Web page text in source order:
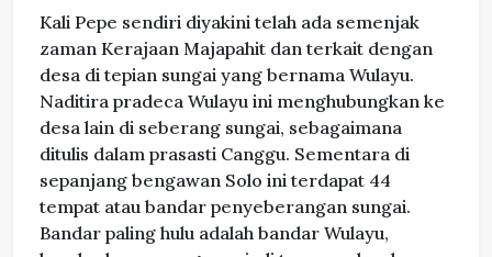
Kali Pepe sendiri diyakini telah ada semenjak
zaman Kerajaan Majapahit dan terkait dengan
desa di tepian sungai yang bernama Wulayu.
Naditira pradeca Wulayu ini menghubungkan ke
desa lain di seberang sungai, sebagaimana
ditulis dalam prasasti Canggu. Sementara di
sepanjang bengawan Solo ini terdapat 44
tempat atau bandar penyeberangan sungai.
Bandar paling hulu adalah bandar Wulayu,